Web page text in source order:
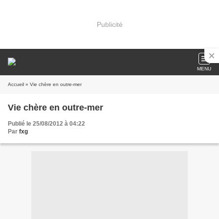
Publicité
MENU
Accueil » Vie chère en outre-mer
Vie chère en outre-mer
Publié le 25/08/2012 à 04:22
Par fxg